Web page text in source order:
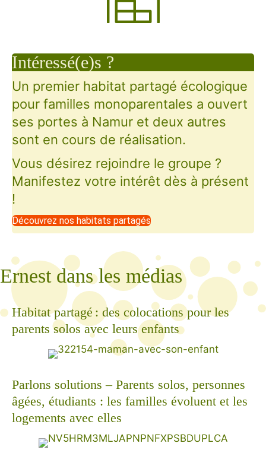
Intéressé(e)s ?
Un premier habitat partagé écologique
pour familles monoparentales a ouvert
ses portes à Namur et deux autres
sont en cours de réalisation.
Vous désirez rejoindre le groupe ?
Manifestez votre intérêt dès à présent
!
Découvrez nos habitats partagés
Ernest dans les médias
Habitat partagé : des colocations pour les
parents solos avec leurs enfants
Parlons solutions – Parents solos, personnes
âgées, étudiants : les familles évoluent et les
logements avec elles